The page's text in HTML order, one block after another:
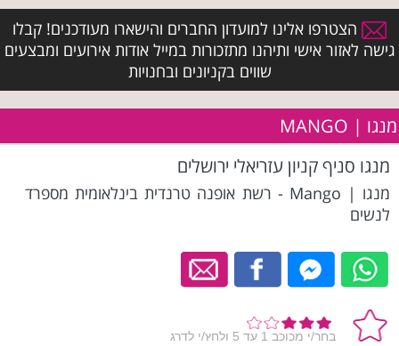
הצטרפו אלינו למועדון החברים והישארו מעודכנים! קבלו
גישה לאזור אישי ותיהנו מתזכורות במייל אודות אירועים ומבצעים
שווים בקניונים ובחנויות
מנגו | MANGO
מנגו סניף קניון עזריאלי ירושלים
מנגו | Mango - רשת אופנה טרנדית בינלאומית מספרד
לנשים